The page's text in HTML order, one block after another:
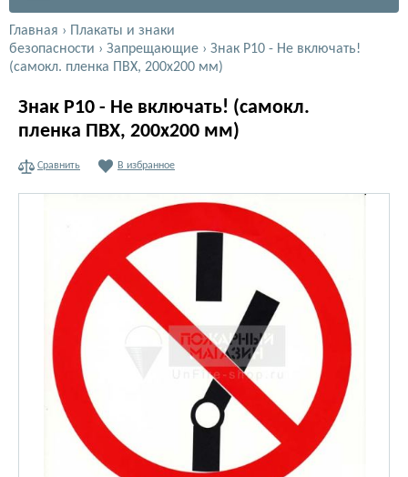
Главная ›
Плакаты и знаки
безопасности › Запрещающие › Знак Р10 - Не включать!
(самокл. пленка ПВХ, 200х200 мм)
Знак Р10 - Не включать! (самокл.
пленка ПВХ, 200х200 мм)
Сравнить В избранное